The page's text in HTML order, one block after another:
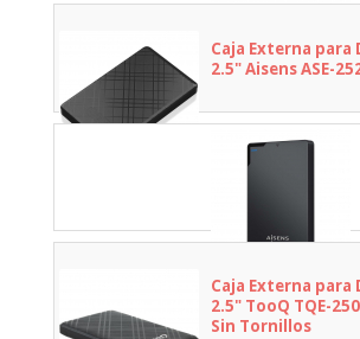
Caja Externa para
2.5" Aisens ASE-
Caja Externa para
2.5" TooQ TQE-
Sin Tornillos